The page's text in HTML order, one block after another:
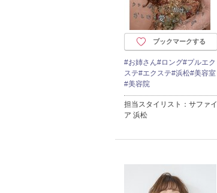
ブックマークする
#お姉さん#ロング#プルエク
ステ#エクステ#浜松#美容室
#美容院
担当スタイリスト：サファイ
ア 浜松